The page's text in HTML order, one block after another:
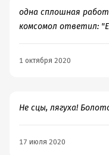
одна сплошная
комсомол ответил:
1 октября 2020
Не сцы, лягуха!
17 июля 2020